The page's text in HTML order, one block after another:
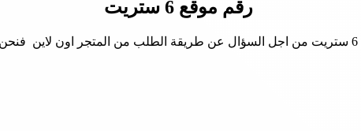
رقم موقع 6 ستريت